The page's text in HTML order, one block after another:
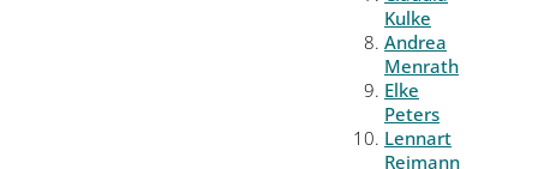
Kulke
Andrea
Menrath
Elke
Peters
Lennart
Reimann